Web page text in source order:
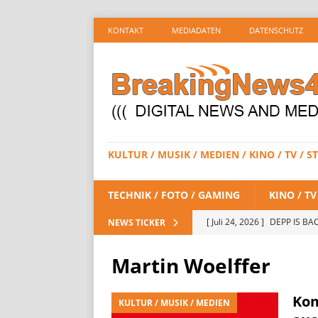
KONTAKT MEDIADATEN DATENSCHUTZ
KULTUR / MUSIK / MEDIEN / KINO / TV /
TECHNIK / FOTO / GAMING KINO /
NEWS TICKER [ Juli 24, 2026 ] DEPP IS
[ Juli 23, 2026 ]
STREAMING
Martin Woelffer
KULTUR / MUSIK / MEDIEN